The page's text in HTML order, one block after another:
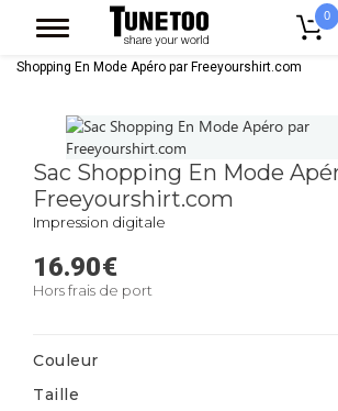
0
Accessoires Casquettes Tote Bags
Shopping En Mode Apéro par Freeyourshirt.com
Sac Shopping En Mode
Freeyourshirt.com
Impression digitale
16.90€
Hors frais de port
Couleur
Taille